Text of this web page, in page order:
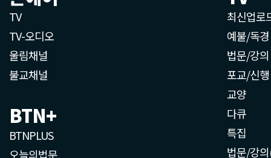
TV
TV-오디오
울림채널
불교채널
BTN+
BTNPLUS
오늘의법문
최신업로
예불/독경
법문/강의
포교/신행
교양
다큐
특집
법문/강